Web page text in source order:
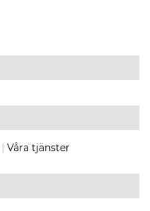
| Våra tjänster